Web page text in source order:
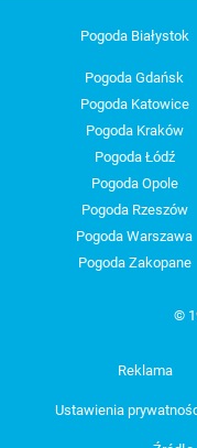
Pogoda Białystok
Pogoda Gdańsk
Pogoda Katowice
Pogoda Kraków
Pogoda Łódź
Pogoda Opole
Pogoda Rzeszów
Pogoda Warszawa
Pogoda Zakopane
©
Reklama
Ustawienia